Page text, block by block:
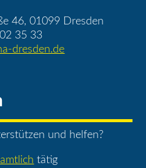
46, 01099 Dresden
35 33
dresden.de
und helfen?
tätig